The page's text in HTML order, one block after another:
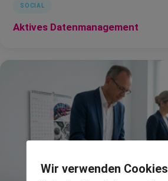
SOCIAL
Aktives Datenmanagement
Wir verwenden Cookies